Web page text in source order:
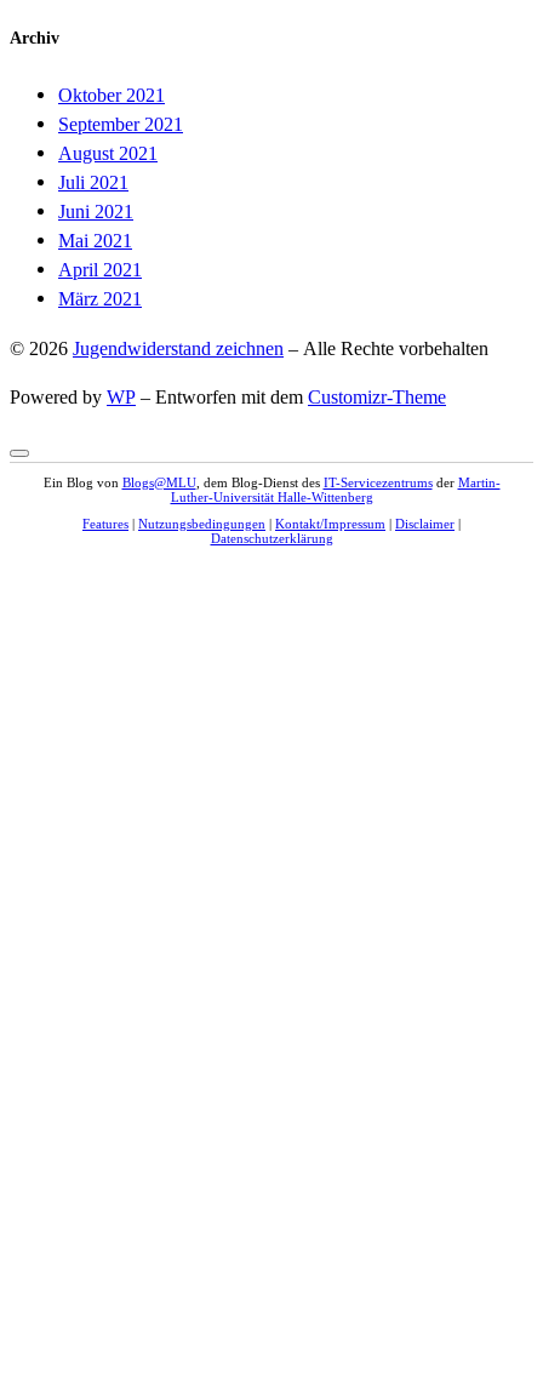
Archiv
Oktober 2021
September 2021
August 2021
Juli 2021
Juni 2021
Mai 2021
April 2021
März 2021
© 2026 Jugendwiderstand zeichnen – Alle Rechte vorbehalten
Powered by WP – Entworfen mit dem Customizr-Theme
Ein Blog von Blogs@MLU, dem Blog-Dienst des IT-Servicezentrumsder Martin-
Luther-Universität Halle-Wittenberg
Features | Nutzungsbedingungen | Kontakt/Impressum | Disclaimer |
Datenschutzerklärung